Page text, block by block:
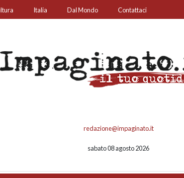
Italia Dal Mondo Contattaci
redazione@impaginato.it
sabato 08 agosto 2026